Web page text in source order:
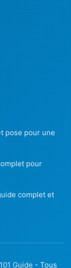
pose pour une
pour
complet et
Guide - Tous